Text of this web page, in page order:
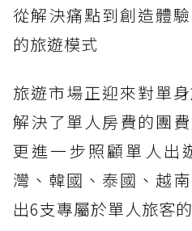
從解決痛點到創造體
的旅遊模式
旅遊市場正迎來對單
解決了單人房費的團
更進一步照顧單人出
灣、韓國、泰國、越
出6支專屬於單人旅客